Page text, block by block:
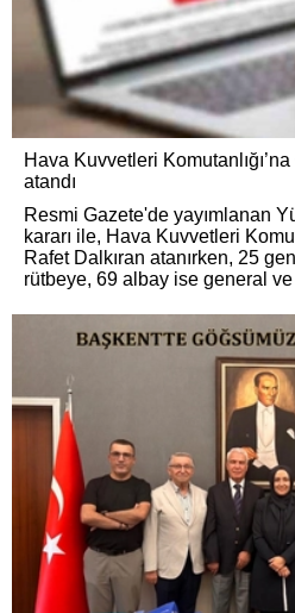
Hava Kuvvetleri
atandı
Resmi Gazete'de yayımlanan
kararı ile, Hava Kuvvetleri
Rafet Dalkıran atanırken, 25
rütbeye, 69 albay ise general